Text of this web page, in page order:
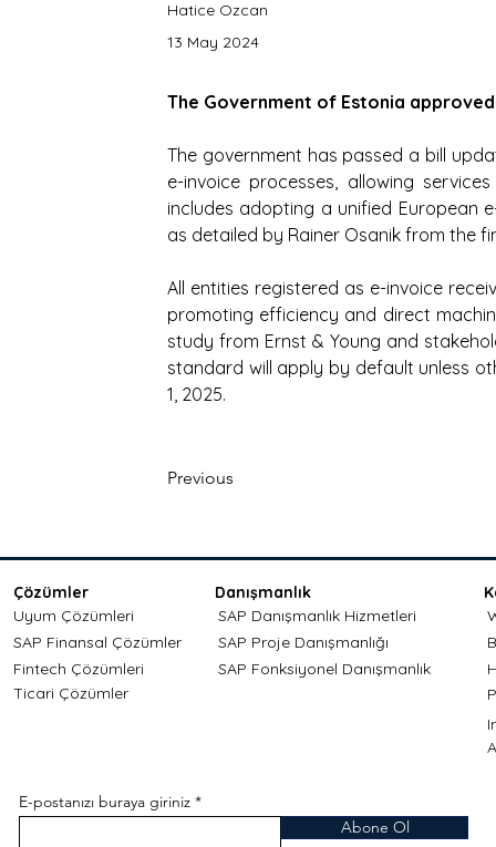
Hatice Ozcan
13 May 2024
The Government of Estonia
The government has passed a bill
e-invoice processes, allowing
includes adopting a unified European
as detailed by Rainer Osanik from the
All entities registered as e-invoice
promoting efficiency and direct
study from Ernst & Young and
standard will apply by default unless
1, 2025.
Previous
Çözümler
Uyum Çözümleri
SAP Finansal Çözümler
Fintech Çözümleri
Danışmanlık
SAP Danışmanlık Hizmetleri
SAP Proje Danışmanlığı
SAP Fonksiyonel Danışmanlık
Ticari Çözümler
E-postanızı buraya giriniz
Abone Ol